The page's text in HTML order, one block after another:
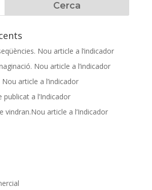
Nou article a l’indicador
Nou article a l’indicador
article a l’indicador
a l’Indicador
vindran.Nou article a l’Indicador